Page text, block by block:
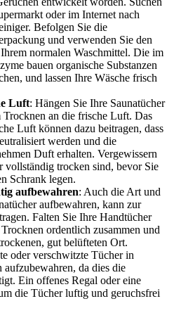
oder im Internet nach
Befolgen Sie die
und verwenden Sie den
normalen Waschmittel. Die im
bauen organische Substanzen
und lassen Ihre Wäsche frisch
Luft: Hängen Sie Ihre Saunatücher
Trocknen an die frische Luft. Das
Luft können dazu beitragen, dass
werden und die
Duft erhalten. Vergewissern
vollständig trocken sind, bevor Sie
Schrank legen.
aufbewahren: Auch die Art und
aufbewahren, kann zur
Falten Sie Ihre Handtücher
ordentlich zusammen und
gut belüfteten Ort.
oder verschwitzte Tücher in
aufzubewahren, da dies die
Ein offenes Regal oder eine
die Tücher luftig und geruchsfrei